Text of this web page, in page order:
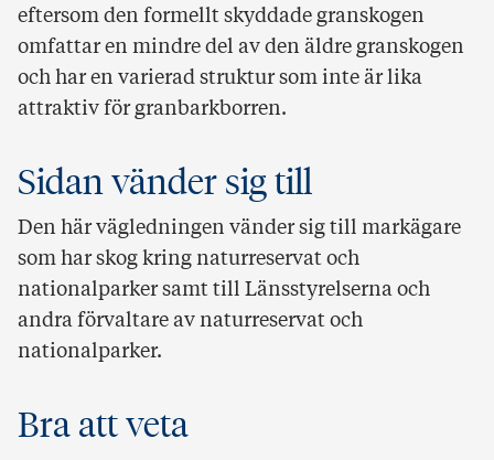
eftersom den formellt skyddade granskogen
omfattar en mindre del av den äldre granskogen
och har en varierad struktur som inte är lika
attraktiv för granbarkborren.
Sidan vänder sig till
Den här vägledningen vänder sig till markägare
som har skog kring naturreservat och
nationalparker samt till Länsstyrelserna och
andra förvaltare av naturreservat och
nationalparker.
Bra att veta